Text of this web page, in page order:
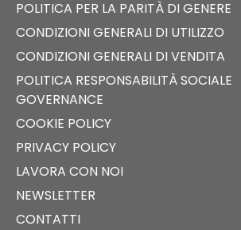
POLITICA PER LA PARITÀ DI GENERE
CONDIZIONI GENERALI DI UTILIZZO
CONDIZIONI GENERALI DI VENDITA
POLITICA RESPONSABILITÀ SOCIALE
GOVERNANCE
COOKIE POLICY
PRIVACY POLICY
LAVORA CON NOI
NEWSLETTER
CONTATTI